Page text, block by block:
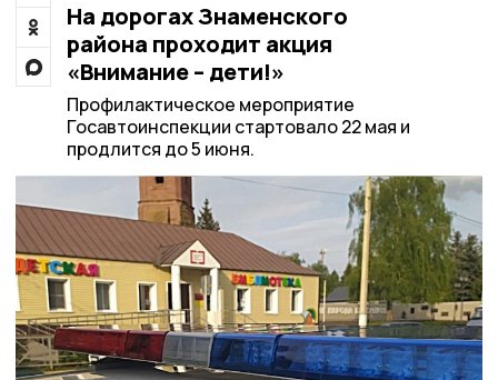
На дорогах Знаменского
района проходит акция
«Внимание – дети!»
Профилактическое мероприятие
Госавтоинспекции стартовало 22 мая и
продлится до 5 июня.